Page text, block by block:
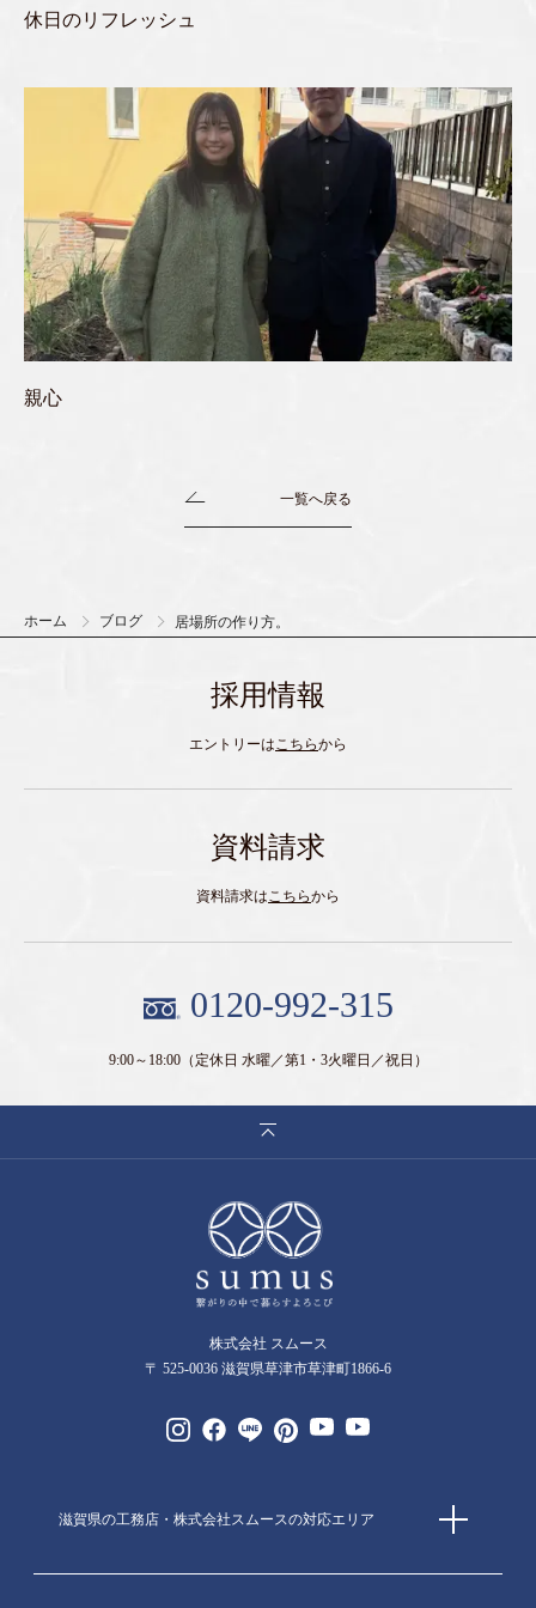
休日のリフレッシュ
親心
一覧へ戻る
ホーム ブログ 居場所の作り方。
採用情報
エントリーは こちらから
資料請求
資料請求はこちらから
0120-992-315
9:00～18:00（定休日 水曜／第1・3火曜日／祝日）
株式会社 スムース
〒 525-0036 滋賀県草津市草津町1866-6
滋賀県の工務店・株式会社スムースの対応エリア